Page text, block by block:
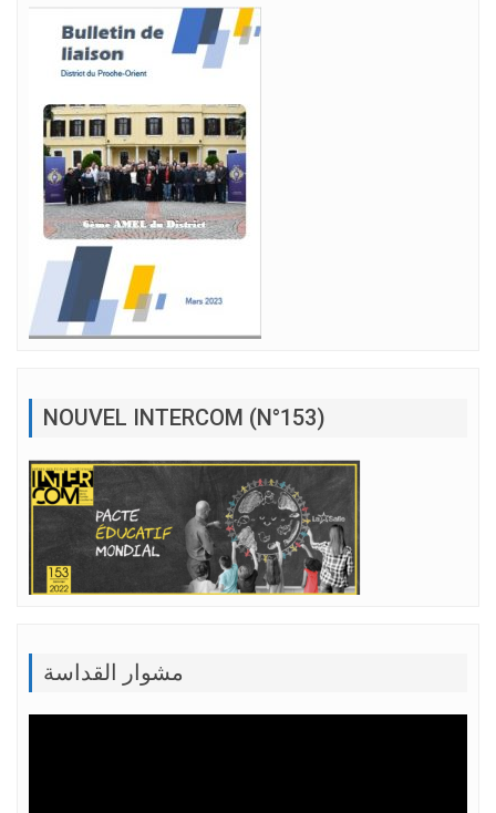
NOUVEL INTERCOM (N°153)
مشوار القداسة